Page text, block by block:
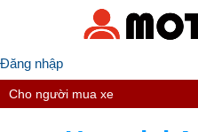
Đăng nhập
Cho người mua xe